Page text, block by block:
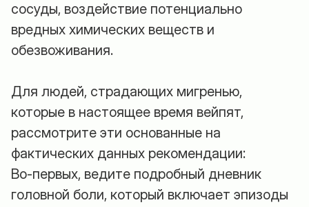
сосуды, воздействие потенциально
вредных химических веществ и
обезвоживания.
Для людей, страдающих мигренью,
которые в настоящее время вейпят,
рассмотрите эти основанные на
фактических данных рекомендации:
Во-первых, ведите подробный дневник
головной боли, который включает эпизоды